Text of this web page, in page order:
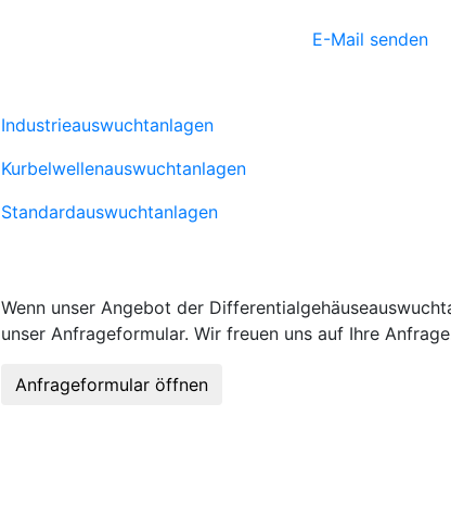
E-Mail senden
Industrieauswuchtanlagen
Kurbelwellenauswuchtanlagen
Standardauswuchtanlagen
Wenn unser Angebot der
unser Anfrageformular. Wir freuen uns auf Ihre
Anfrageformular öffnen